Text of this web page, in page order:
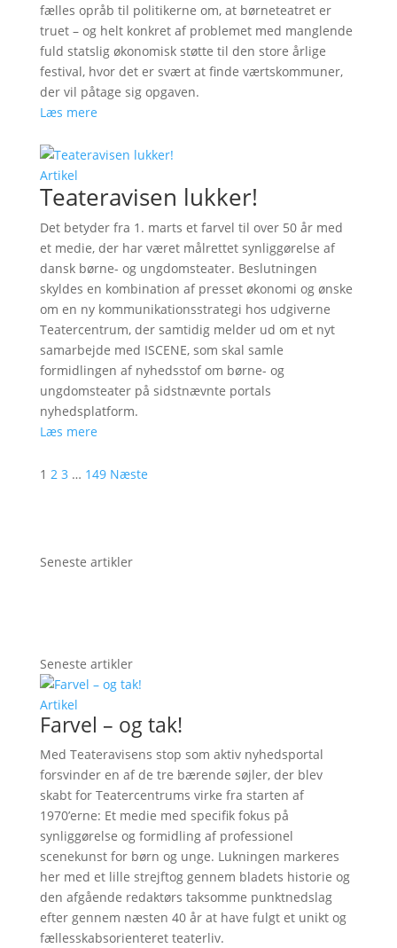
fælles opråb til politikerne om, at børneteatret er
truet – og helt konkret af problemet med manglende
fuld statslig økonomisk støtte til den store årlige
festival, hvor det er svært at finde værtskommuner,
der vil påtage sig opgaven.
Læs mere
Artikel
Teateravisen lukker!
Det betyder fra 1. marts et farvel til over 50 år med
et medie, der har været målrettet synliggørelse af
dansk børne- og ungdomsteater. Beslutningen
skyldes en kombination af presset økonomi og ønske
om en ny kommunikationsstrategi hos udgiverne
Teatercentrum, der samtidig melder ud om et nyt
samarbejde med ISCENE, som skal samle
formidlingen af nyhedsstof om børne- og
ungdomsteater på sidstnævnte portals
nyhedsplatform.
Læs mere
1 2 3 … 149 Næste
Seneste artikler
Seneste artikler
Artikel
Farvel – og tak!
Med Teateravisens stop som aktiv nyhedsportal
forsvinder en af de tre bærende søjler, der blev
skabt for Teatercentrums virke fra starten af
1970’erne: Et medie med specifik fokus på
synliggørelse og formidling af professionel
scenekunst for børn og unge. Lukningen markeres
her med et lille strejftog gennem bladets historie og
den afgående redaktørs taksomme punktnedslag
efter gennem næsten 40 år at have fulgt et unikt og
fællesskabsorienteret teaterliv.